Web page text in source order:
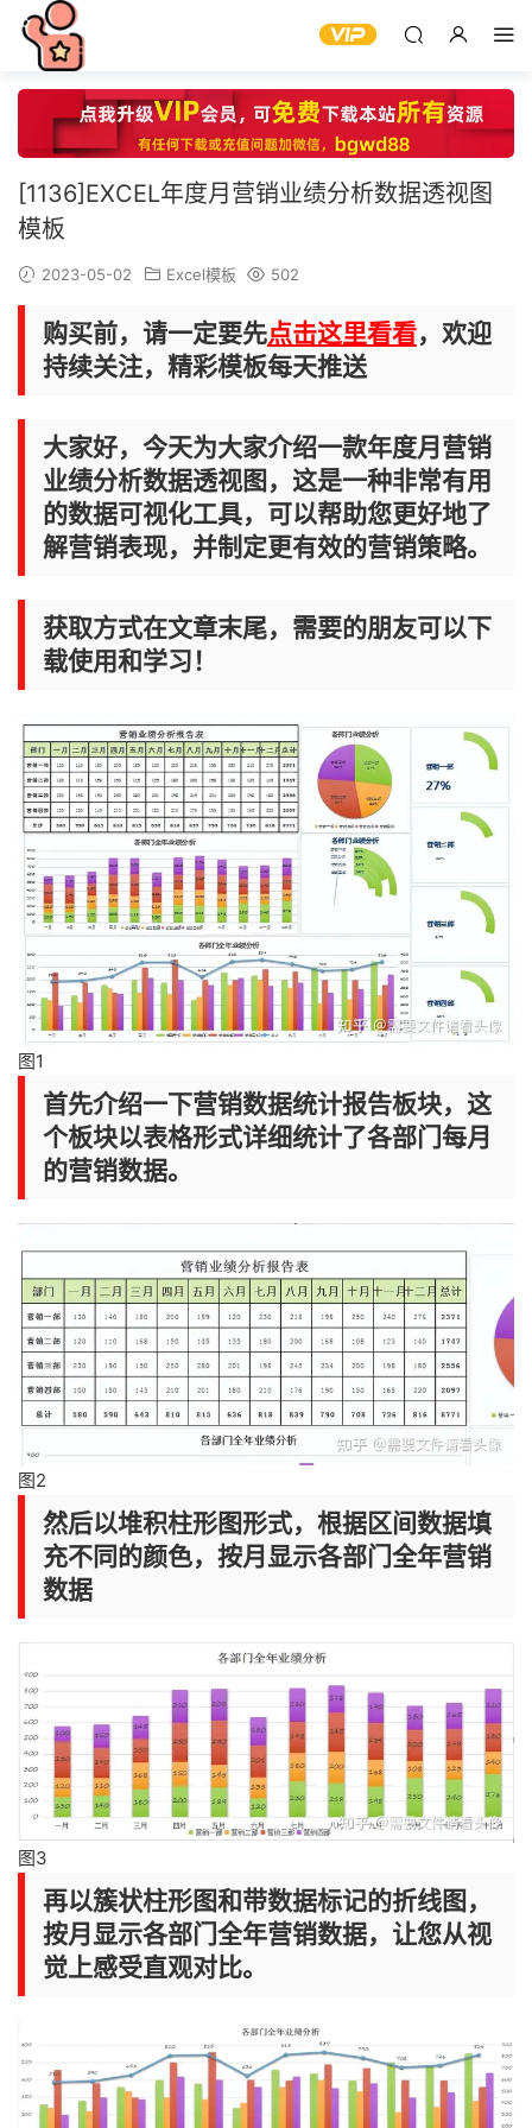
[1136]EXCEL年度月营销业绩分析数据透视图
模板
2023-05-02 Excel模板 502
购买前，请一定要先点击这里看看，欢迎
持续关注，精彩模板每天推送
大家好，今天为大家介绍一款年度月营销
业绩分析数据透视图，这是一种非常有用
的数据可视化工具，可以帮助您更好地了
解营销表现，并制定更有效的营销策略。
获取方式在文章末尾，需要的朋友可以下
载使用和学习！
图1
首先介绍一下营销数据统计报告板块，这
个板块以表格形式详细统计了各部门每月
的营销数据。
图2
然后以堆积柱形图形式，根据区间数据填
充不同的颜色，按月显示各部门全年营销
数据
图3
再以簇状柱形图和带数据标记的折线图，
按月显示各部门全年营销数据，让您从视
觉上感受直观对比。